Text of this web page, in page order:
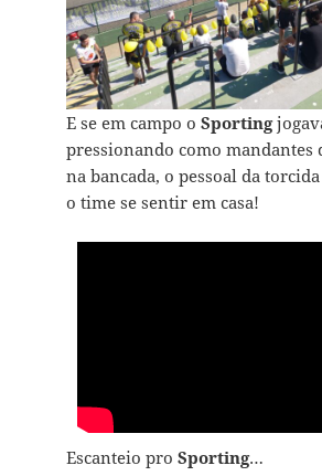
E se em campo o Sporting
pressionando como mandantes
na bancada, o pessoal da
o time se sentir em casa!
Escanteio pro Sporting…